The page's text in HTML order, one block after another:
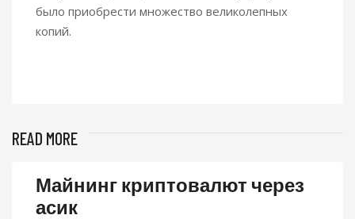
было приобрести множество великолепных
копий.
READ MORE
Майнинг криптовалют через
асик